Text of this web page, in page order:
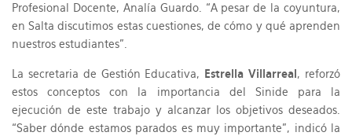
Profesional Docente, Analía Guardo. “A pesar de la coyuntura,
en Salta discutimos estas cuestiones, de cómo y qué aprenden
nuestros estudiantes”.
La secretaria de Gestión Educativa, Estrella Villarreal , reforzó
estos conceptos con la importancia del Sinide para la
ejecución de este trabajo y alcanzar los objetivos deseados.
“Saber dónde estamos parados es muy importante”, indicó la